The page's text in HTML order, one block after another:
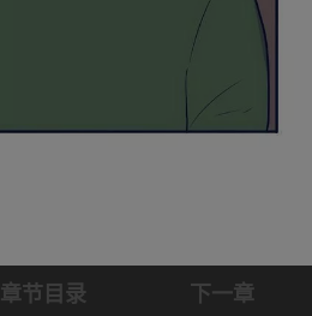
章节目录 下一章